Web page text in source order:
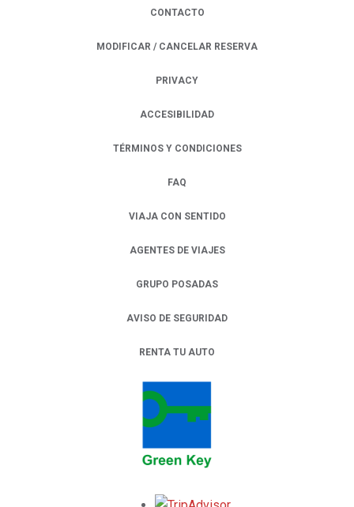
CONTACTO
MODIFICAR / CANCELAR RESERVA
PRIVACY
OPENS IN A NEW TAB.
ACCESIBILIDAD
TÉRMINOS Y CONDICIONES
FAQ
VIAJA CON SENTIDO
AGENTES DE VIAJES
GRUPO POSADAS
AVISO DE SEGURIDAD
RENTA TU AUTO
OPENS IN A NEW TAB.